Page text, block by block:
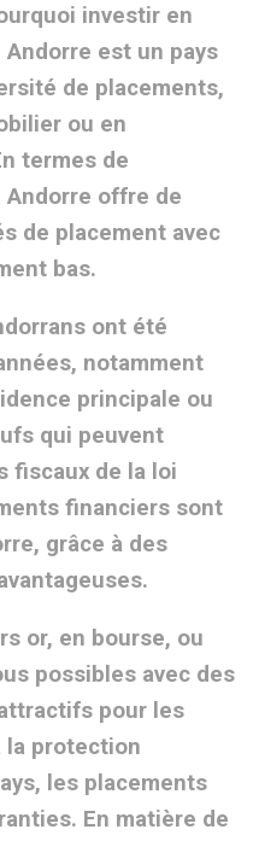
investir en
Andorre est un pays
de placements,
ou en
termes de
offre de
de placement avec
bas.
ont été
notamment
principale ou
qui peuvent
fiscaux de la loi
financiers sont
grâce à des
or, en bourse, ou
possibles avec des
pour les
la protection
les placements
En matière de